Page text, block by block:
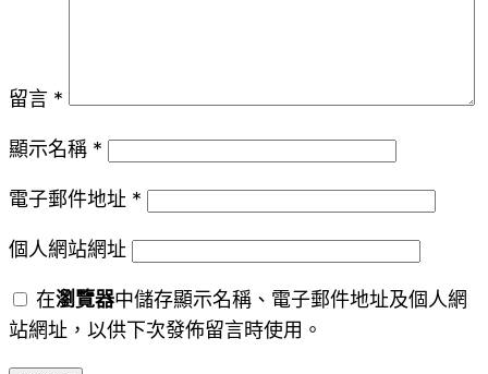
留言 *
顯示名稱 *
電子郵件地址 *
個人網站網址
在瀏覽器中儲存顯示名稱、電子郵件地址及個人網
站網址，以供下次發佈留言時使用。